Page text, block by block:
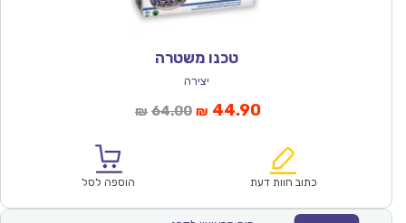
טכנו משטרה
יצירה
₪ 64.00המחיר
₪64.00.
₪ 44.90המחיר
הוא:
כתוב חוות דעת הוספה לסל